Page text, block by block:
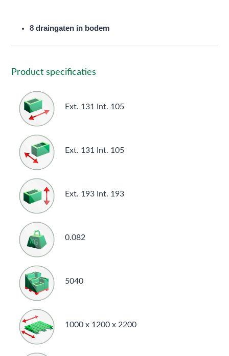
8 draingaten in bodem
Product specificaties
Ext. 131 Int. 105
Ext. 131 Int. 105
Ext. 193 Int. 193
0.082
5040
1000 x 1200 x 2200